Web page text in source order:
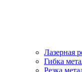
Лазерная
Гибка
Резка